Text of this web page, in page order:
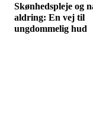
Skønhedspleje og
aldring: En vej til
ungdommelig hud